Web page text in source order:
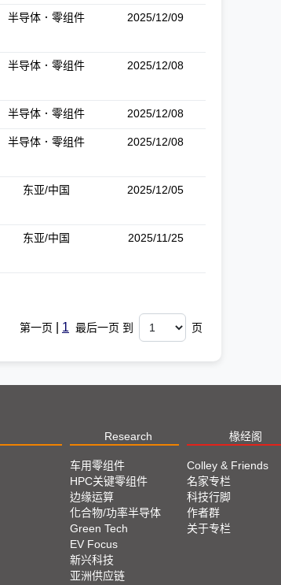
半导体．零组件 2025/12/09
半导体．零组件 2025/12/08
半导体．零组件 2025/12/08
半导体．零组件 2025/12/08
东亚/中国 2025/12/05
东亚/中国 2025/11/25
第一页 1 最后一页 到 页
Research 椽经阁
车用零组件
HPC关键零组件
边缘运算
化合物/功率半导体
Green Tech
EV Focus
新兴科技
亚洲供应链
Colley & Friends
名家专栏
科技行脚
作者群
关于专栏